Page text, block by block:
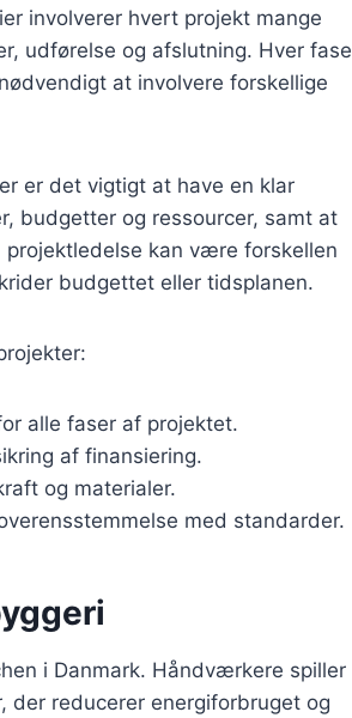
involverer hvert projekt mange
udførelse og afslutning. Hver fase
at involvere forskellige
er det vigtigt at have en klar
budgetter og ressourcer, samt at
kan være forskellen
budgettet eller tidsplanen.
alle faser af projektet.
af finansiering.
og materialer.
med standarder.
i Danmark. Håndværkere spiller
der reducerer energiforbruget og